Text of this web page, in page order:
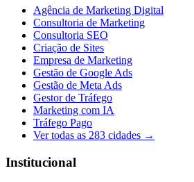
Agência de Marketing Digital
Consultoria de Marketing
Consultoria SEO
Criação de Sites
Empresa de Marketing
Gestão de Google Ads
Gestão de Meta Ads
Gestor de Tráfego
Marketing com IA
Tráfego Pago
Ver todas as 283 cidades →
Institucional